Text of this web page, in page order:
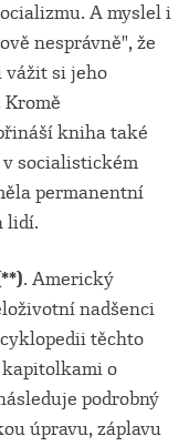
A myslel i
nesprávně", že
vážit si jeho
kniha také
v socialistickém
permanentní
lidí.
. Americký
nadšenci
těchto
o
podrobný
úpravu, záplavu